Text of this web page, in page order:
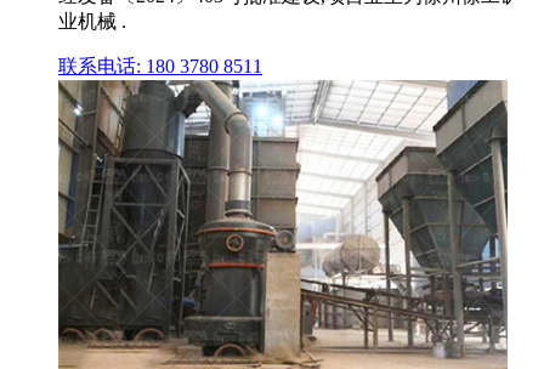
业机械 .
联系电话: 180 3780 8511